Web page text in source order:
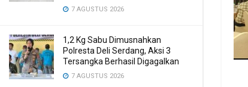
7 AGUSTUS 2026
1,2 Kg Sabu Dimusnahkan
Polresta Deli Serdang, Aksi 3
Tersangka Berhasil Digagalkan
7 AGUSTUS 2026